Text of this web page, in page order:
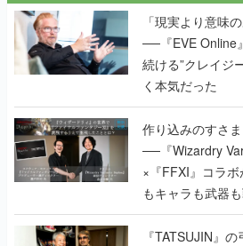
「現実より意味
──『EVE Online
続ける”クレイジ
く本気だった
作り込みのすさ
──『Wizardry
×『FFXI』コラ
もキャラも武器
で作り込まれた
く
『TATSUJIN』